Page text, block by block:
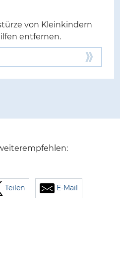
von Kleinkindern
entfernen.
Teilen E-Mail